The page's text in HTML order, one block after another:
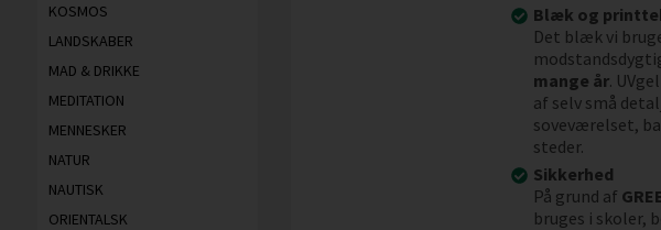
KOSMOS
LANDSKABER
MAD & DRIKKE
MEDITATION
MENNESKER
NATUR
NAUTISK
ORIENTALSK
Blæk og
Det blæk vi
mange år.
af selv små
soveværelset,
steder.
Sikkerhed
På grund af
bruges i skoler,